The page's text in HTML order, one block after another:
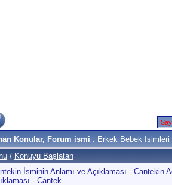
Konular, Forum ismi : Erkek Bebek İsimleri
/ Konuyu Başlatan
İsminin Anlamı ve Açıklaması - Cantekin
- Cantek